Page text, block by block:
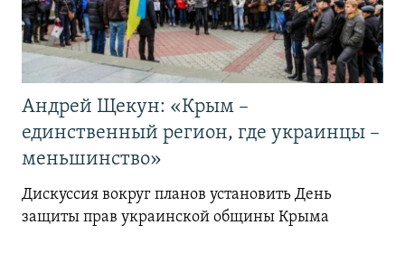
Андрей Щекун: «Крым –
единственный регион, где украинцы –
меньшинство»
Дискуссия вокруг планов установить День
защиты прав украинской общины Крыма